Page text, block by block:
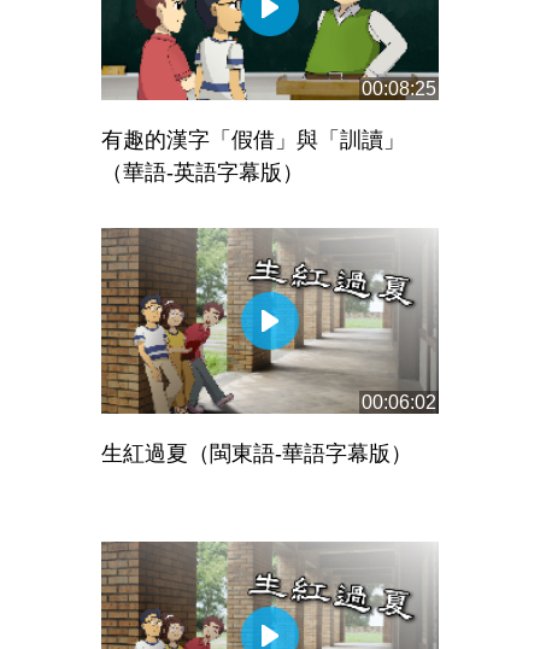
00:08:25
有趣的漢字「假借」與「訓讀」
（華語-英語字幕版）
00:06:02
生紅過夏（閩東語-華語字幕版）